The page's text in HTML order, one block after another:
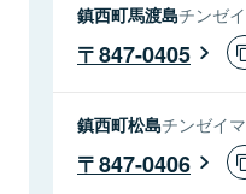
鎮西町馬渡島チンゼ
847-0405
鎮西町松島チンゼイ
847-0406